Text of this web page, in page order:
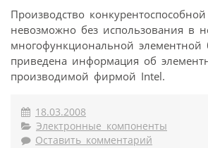
Производство
невозможно без использования в
многофункциональной элементной
приведена информация об
производимой фирмой Intel.
18.03.2008
Электронные компоненты
Оставить комментарий